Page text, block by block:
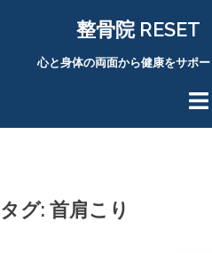
プ
整骨院 RESET
心と身体の両面から健康をサポ
タグ: 首肩こり